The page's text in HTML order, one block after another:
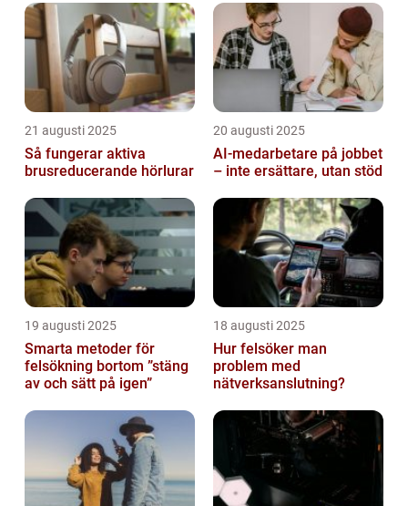
21 augusti 2025
Så fungerar aktiva
brusreducerande hörlurar
20 augusti 2025
AI‑medarbetare på jobbet
– inte ersättare, utan stöd
19 augusti 2025
Smarta metoder för
felsökning bortom ”stäng
av och sätt på igen”
18 augusti 2025
Hur felsöker man
problem med
nätverksanslutning?